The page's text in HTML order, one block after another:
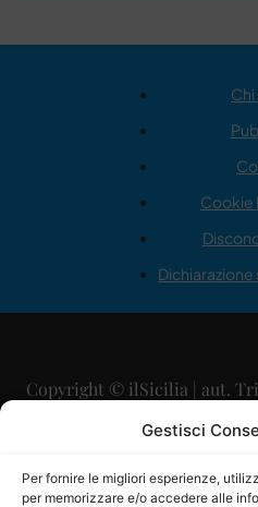
Gestisci
Per fornire le migliori esperienze,
per memorizzare e/o accedere alle
Cookie
Dichiarazione
Copyright © ilSicilia | aut.
29/09/